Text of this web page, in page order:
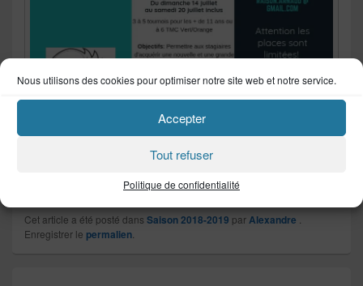
Nous utilisons des cookies pour optimiser notre site web et notre service.
Accepter
Tout refuser
Politique de confidentialité
Cet article a été posté dans Saison 2018-2019 parAlexandre
Enregistrer le permalien